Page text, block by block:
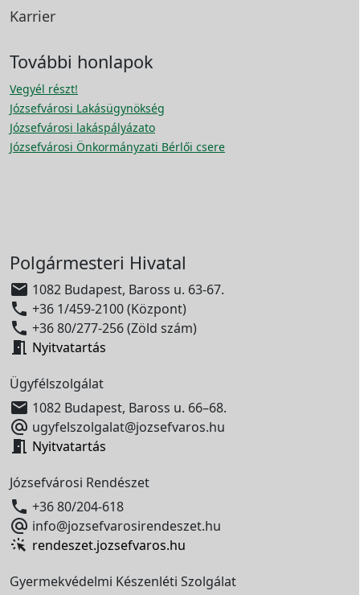
Karrier
További honlapok
Vegyél részt!
Józsefvárosi Lakásügynökség
Józsefvárosi lakáspályázato
Józsefvárosi Önkormányzati Bérlői csere
Polgármesteri Hivatal
 1082 Budapest, Baross u. 63-67.
 +36 1/459-2100 (Központ)
 +36 80/277-256 (Zöld szám)
 Nyitvatartás
Ügyfélszolgálat
 1082 Budapest, Baross u. 66–68.
 ugyfelszolgalat@jozsefvaros.hu
 Nyitvatartás
Józsefvárosi Rendészet
 +36 80/204-618
 info@jozsefvarosirendeszet.hu
rendeszet.jozsefvaros.hu
Gyermekvédelmi Készenléti Szolgálat